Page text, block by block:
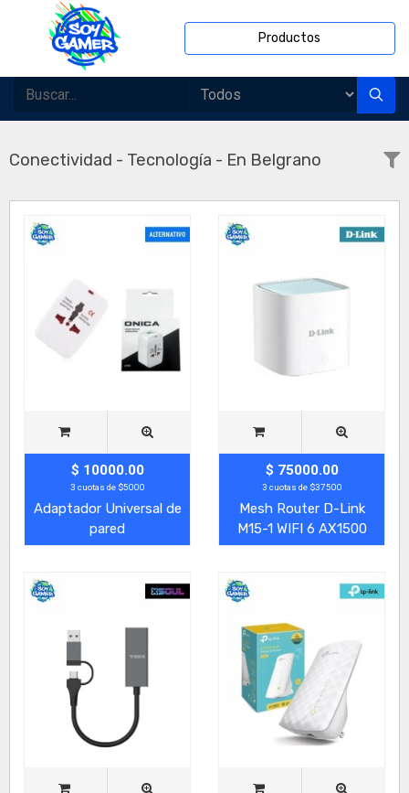
Productos
Conectividad - Tecnología - En Belgrano
$ 10000.00
3 cuotas de $5000
Adaptador Universal de
pared
$ 75000.00
3 cuotas de $37500
Mesh Router D-Link
M15-1 WIFI 6 AX1500